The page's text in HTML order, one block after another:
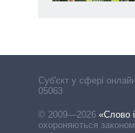
Cуб'єкт у сфері
05063
© 2009—2026 «Слово
охороняються